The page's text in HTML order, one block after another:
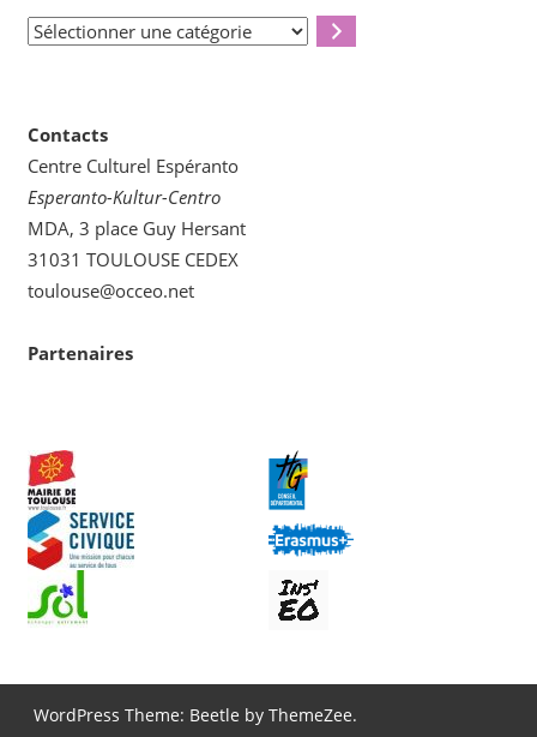
Sélectionner
Contacts
Centre Culturel Espéranto
Esperanto-Kultur-Centro
MDA, 3 place Guy Hersant
31031 TOULOUSE CEDEX
toulouse@occeo.net
Partenaires
WordPress Theme: Beetle by ThemeZee.